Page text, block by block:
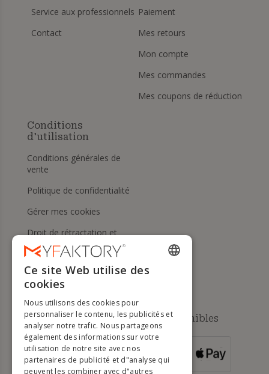
Service aux professionnels
Contact
Paiement
Mes retours
Mon compte
Mes commandes
Mes coupons de réduction
Conditions
d'utilisation
Conditions générales de
vente
Politique de confidentialité
Gérer mes cookies
Droit de rétractation et
retours
Aide
Méthodes de paiement disponibles
POUR LES
COMMANDES
SUPÉRIEURES À
ENGLISH
DUTCH
GERMAN
Ce site Web utilise des
cookies
Nous utilisons des cookies pour
personnaliser le contenu, les publicités et
analyser notre trafic. Nous partageons
également des informations sur votre
utilisation de notre site avec nos
partenaires de publicité et d"analyse qui
peuvent les combiner avec d"autres